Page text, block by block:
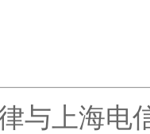
律与上海电